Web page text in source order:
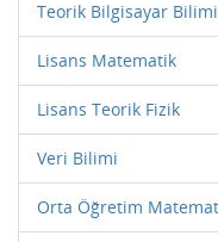
Teorik Bilgisayar Bilimi
Lisans Matematik
Lisans Teorik Fizik
Veri Bilimi
Orta Öğretim